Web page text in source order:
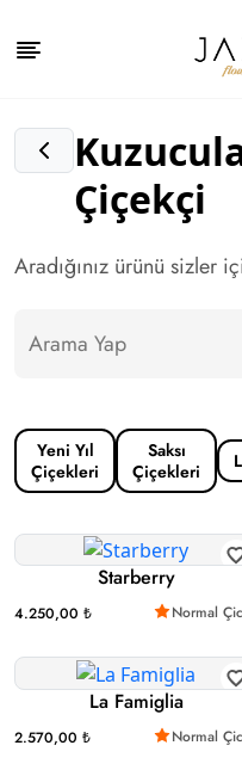
Çiçekçi
Aradığınız ürünü sizler
Yeni Yıl
Çiçekleri
Saksı
Çiçekleri
Starberry
4.250,00 ₺ Normal
La Famiglia
2.570,00 ₺ Normal